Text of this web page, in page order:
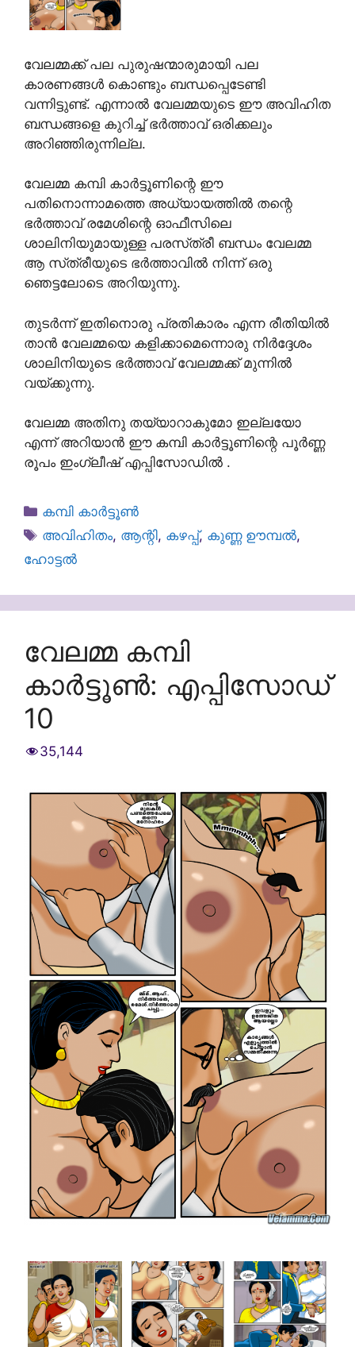
വേലമ്മക്ക് പല പുരുഷന്മാരുമായി പല
കാരണങ്ങൾ കൊണ്ടും ബന്ധപ്പെടേണ്ടി
വന്നിട്ടുണ്ട്. എന്നാൽ വേലമ്മയുടെ ഈ അവിഹിത
ബന്ധങ്ങളെ കുറിച്ച് ഭർത്താവ് ഒരിക്കലും
അറിഞ്ഞിരുന്നില്ല.
വേലമ്മ കമ്പി കാർട്ടൂണിന്റെ ഈ
പതിനൊന്നാമത്തെ അധ്യായത്തിൽ തന്റെ
ഭർത്താവ് രമേശിന്റെ ഓഫീസിലെ
ശാലിനിയുമായുള്ള പരസ്‌ത്രീ ബന്ധം വേലമ്മ
ആ സ്‌ത്രീയുടെ ഭർത്താവിൽ നിന്ന് ഒരു
ഞെട്ടലോടെ അറിയുന്നു.
തുടർന്ന് ഇതിനൊരു പ്രതികാരം എന്ന രീതിയിൽ
താൻ വേലമ്മയെ കളിക്കാമെന്നൊരു നിർദ്ദേശം
ശാലിനിയുടെ ഭർത്താവ് വേലമ്മക്ക് മുന്നിൽ
വയ്ക്കുന്നു.
വേലമ്മ അതിനു തയ്യാറാകുമോ ഇല്ലയോ
എന്ന് അറിയാൻ ഈ കമ്പി കാർട്ടൂണിന്റെ പൂർണ്ണ
രൂപം ഇംഗ്ലീഷ് എപ്പിസോഡിൽ .
Categories
കമ്പി കാർട്ടൂൺ
Tags
അവിഹിതം, ആന്റി, കഴപ്പ്, കുണ്ണ ഊമ്പൽ,
ഹോട്ടൽ
വേലമ്മ കമ്പി
കാർട്ടൂൺ: എപ്പിസോഡ്
10
35,144